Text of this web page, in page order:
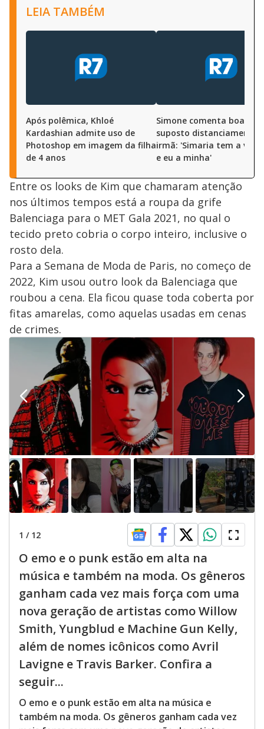
LEIA TAMBÉM
Após polêmica, Khloé
Kardashian admite uso de
Photoshop em imagem da filha
de 4 anos
Simone comenta boatos
suposto distanciamento
irmã: 'Simaria tem a vida
e eu a minha'
Entre os looks de Kim que chamaram atenção
nos últimos tempos está a roupa da grife
Balenciaga para o MET Gala 2021, no qual o
tecido preto cobria o corpo inteiro, inclusive o
rosto dela.
Para a Semana de Moda de Paris, no começo de
2022, Kim usou outro look da Balenciaga que
roubou a cena. Ela ficou quase toda coberta por
fitas amarelas, como aquelas usadas em cenas
de crimes.
1 / 12
O emo e o punk estão em alta na
música e também na moda. Os gêneros
ganham cada vez mais força com uma
nova geração de artistas como Willow
Smith, Yungblud e Machine Gun Kelly,
além de nomes icônicos como Avril
Lavigne e Travis Barker. Confira a
seguir...
O emo e o punk estão em alta na música e
também na moda. Os gêneros ganham cada vez